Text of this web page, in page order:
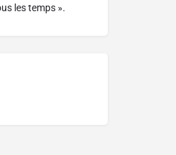
les temps ».